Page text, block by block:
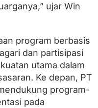
ujar Win
program berbasis
dan partisipasi
utama dalam
Ke depan, PT
program-
pada